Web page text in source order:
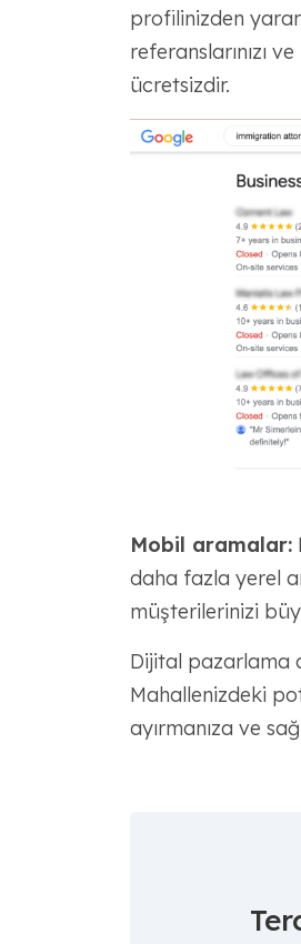
profilinizden
referanslarınızı
ücretsizdir.
Mobil aramalar:
daha fazla yerel
müşterilerinizi
Dijital pazarlama
Mahallenizdeki
ayırmanıza ve